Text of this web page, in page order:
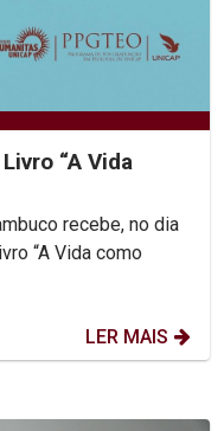
“A Vida
recebe, no dia
“A Vida como
LER MAIS